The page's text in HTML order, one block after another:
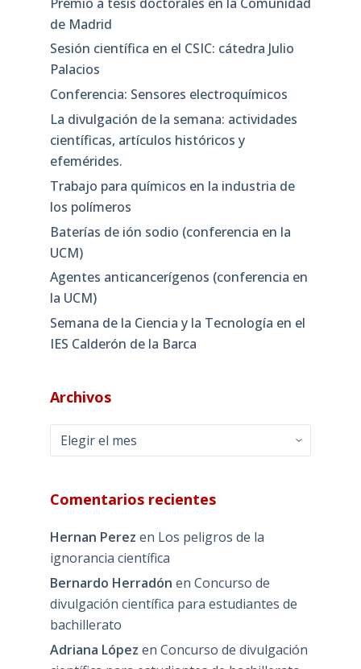
de Madrid
Sesión científica en el CSIC: cátedra Julio
Palacios
Conferencia: Sensores electroquímicos
La divulgación de la semana: actividades
científicas, artículos históricos y
efemérides.
Trabajo para químicos en la industria de
los polímeros
Baterías de ión sodio (conferencia en la
UCM)
Agentes anticancerígenos (conferencia en
la UCM)
Semana de la Ciencia y la Tecnología en el
IES Calderón de la Barca
Archivos
Archivos
Comentarios recientes
Hernan Perez en Los peligros de la
ignorancia científica
Bernardo Herradón en Concurso de
divulgación científica para estudiantes de
bachillerato
Adriana López en Concurso de divulgación